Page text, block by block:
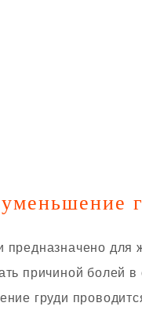
предназначено
причиной болей
груди